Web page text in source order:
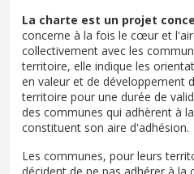
La charte est un projet
concerne à la fois le cœur et
collectivement avec les
territoire, elle indique les
en valeur et de développement
territoire pour une durée de
des communes qui adhèrent à
constituent son aire d'adhésion.
Les communes, pour leurs